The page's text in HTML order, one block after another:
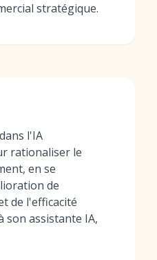
stratégique.
l'IA
rationaliser le
en se
de
de l'efficacité
son assistante IA,